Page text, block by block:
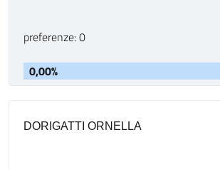
preferenze: 0
0,00%
DORIGATTI ORNELLA